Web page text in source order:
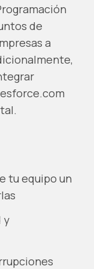
de
a
tu equipo un
y